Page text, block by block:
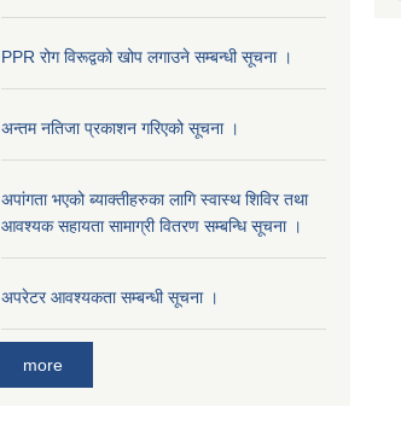
PPR रोग विरूद्वको खोप लगाउने सम्बन्धी सूचना ।
अन्तम नतिजा प्रकाशन गरिएको सूचना ।
अपांगता भएको ब्याक्तीहरुका लागि स्वास्थ शिविर तथा
आवश्यक सहायता सामाग्री वितरण सम्बन्धि सूचना ।
अपरेटर आवश्यकता सम्बन्धी सूचना ।
more